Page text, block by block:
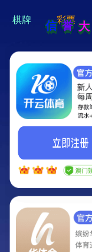
hi 💗